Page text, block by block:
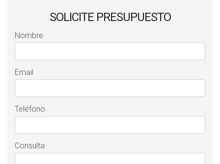
SOLICITE PRESUPUESTO
Nombre
Email
Teléfono
Consulta